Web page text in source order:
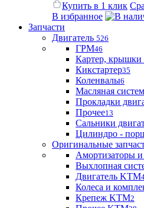
Купить в 1 клик
В избранное
Запчасти
Двигатель 526
ГРМ46
Картер, крышки
Кикстартер35
Коленвалы6
Масляная
Прокладки
Прочее13
Сальники
Цилиндро -
Оригинальные
Амортизаторы
Выхлопная
Двигатель KTM
Колеса и
Крепеж KTM2